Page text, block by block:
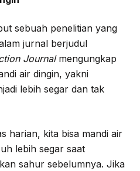
sebuah penelitian yang
jurnal berjudul
Journalmengungkap
air dingin, yakni
lebih segar dan tak
harian, kita bisa mandi air
lebih segar saat
sahur sebelumnya. Jika